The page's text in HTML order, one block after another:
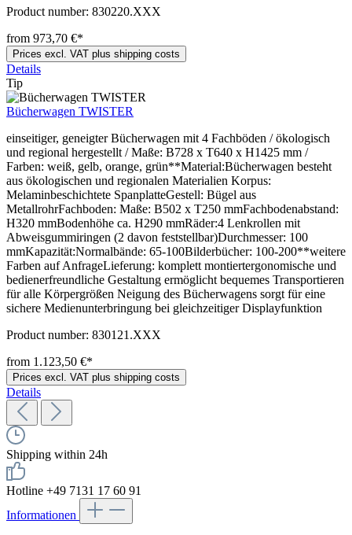
Product number: 830220.XXX
from 973,70 €*
Prices excl. VAT plus shipping costs
Details
Tip
Bücherwagen TWISTER
einseitiger, geneigter Bücherwagen mit 4 Fachböden / ökologisch
und regional hergestellt / Maße: B728 x T640 x H1425 mm /
Farben: weiß, gelb, orange, grün**Material:Bücherwagen besteht
aus ökologischen und regionalen Materialien Korpus:
Melaminbeschichtete SpanplatteGestell: Bügel aus
MetallrohrFachboden: Maße: B502 x T250 mmFachbodenabstand:
H320 mmBodenhöhe ca. H290 mmRäder:4 Lenkrollen mit
Abweisgummiringen (2 davon feststellbar)Durchmesser: 100
mmKapazität:Normalbände: 65-100Bilderbücher: 100-200**weitere
Farben auf AnfrageLieferung: komplett montiertergonomische und
bedienerfreundliche Gestaltung ermöglicht bequemes Transportieren
für alle Körpergrößen Neigung des Bücherwagens sorgt für eine
sichere Medienunterbringung bei gleichzeitiger Displayfunktion
Product number: 830121.XXX
from 1.123,50 €*
Prices excl. VAT plus shipping costs
Details
Shipping within 24h
Hotline +49 7131 17 60 91
Informationen